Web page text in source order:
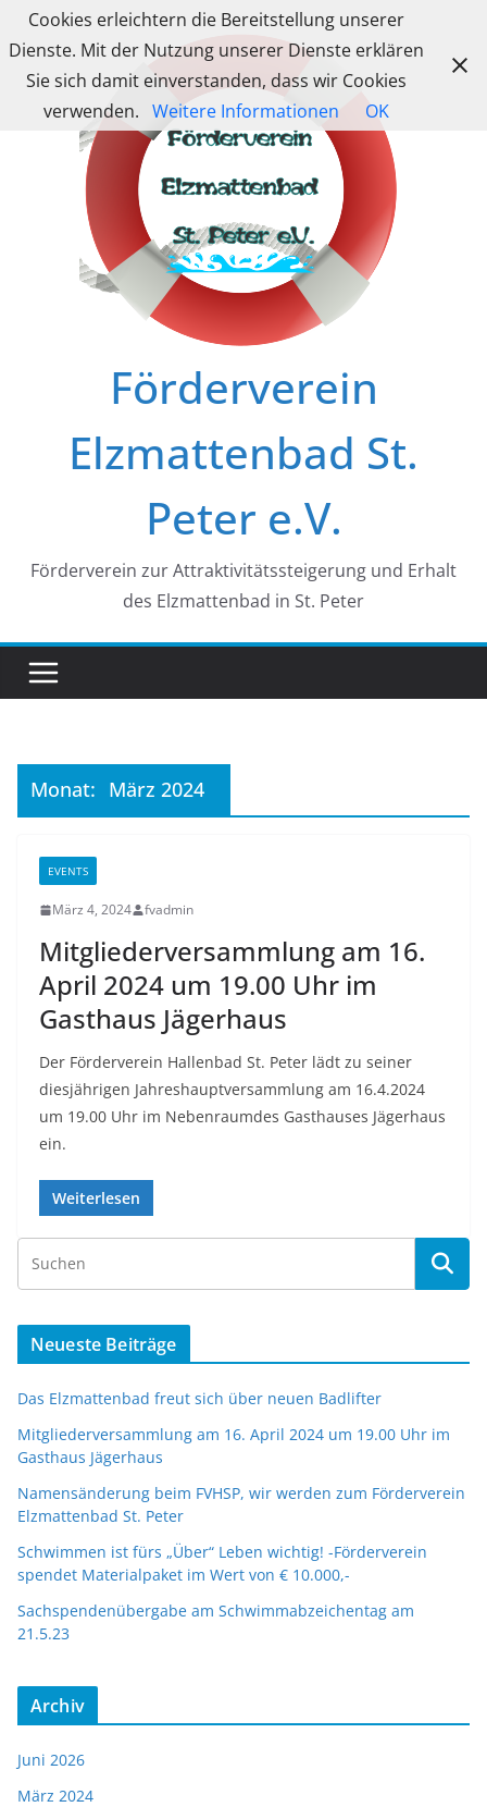
Zum
Inhalt
springen
Förderverein
Elzmattenbad St.
Peter e.V.
Förderverein zur Attraktivitätssteigerung und Erhalt
des Elzmattenbad in St. Peter
Monat: März 2024
EVENTS
März 4, 2024 fvadmin
Mitgliederversammlung am 16.
April 2024 um 19.00 Uhr im
Gasthaus Jägerhaus
Der Förderverein Hallenbad St. Peter lädt zu seiner
diesjährigen Jahreshauptversammlung am 16.4.2024
um 19.00 Uhr im Nebenraumdes Gasthauses Jägerhaus
ein.
Weiterlesen
Neueste Beiträge
Das Elzmattenbad freut sich über neuen Badlifter
Mitgliederversammlung am 16. April 2024 um 19.00 Uhr im
Gasthaus Jägerhaus
Namensänderung beim FVHSP, wir werden zum Förderverein
Elzmattenbad St. Peter
Schwimmen ist fürs „Über“ Leben wichtig! -Förderverein
spendet Materialpaket im Wert von € 10.000,-
Sachspendenübergabe am Schwimmabzeichentag am
21.5.23
Archiv
Juni 2026
März 2024
Cookies erleichtern die Bereitstellung unserer
Dienste. Mit der Nutzung unserer Dienste erklären
Sie sich damit einverstanden, dass wir Cookies
verwenden. Weitere Informationen OK